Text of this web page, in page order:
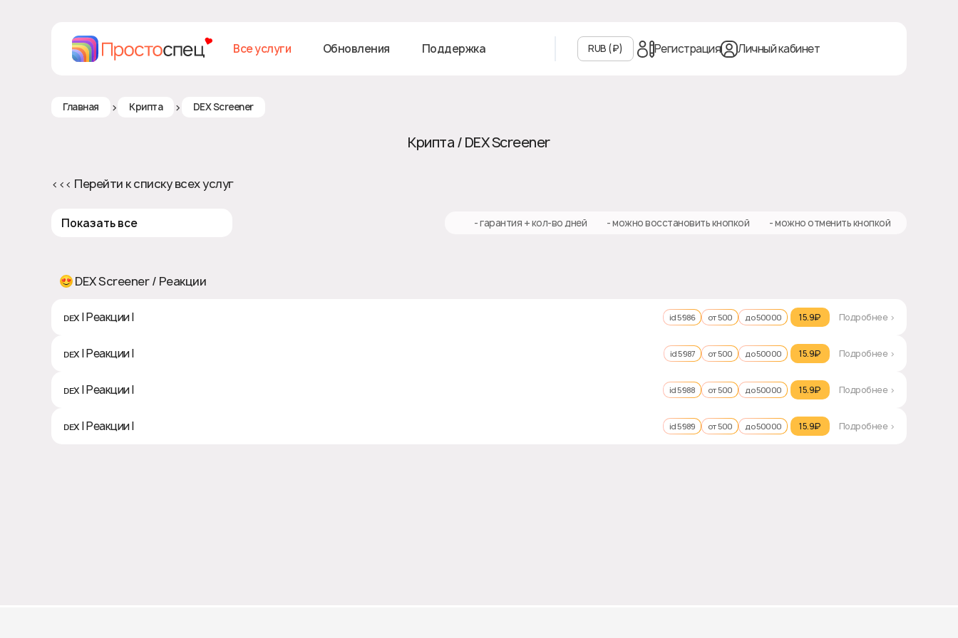
Все услуги Обновления Поддержка RUB (₽‎) Регистрация Личный кабинет
Главная > Крипта > DEX Screener
Крипта / DEX Screener
<<< Перейти к списку всех услуг
Показать все ♻️ - гарантия + кол-во дней ✅ - можно восстановить кнопкой ❎ - можно отменить кнопкой
DEX Screener / Реакции
ᴅᴇx | Реакции | 🚩 id 5986 от 500 до 50000 15.9₽‎ Подробнее >
ᴅᴇx | Реакции | 🔥 id 5987 от 500 до 50000 15.9₽‎ Подробнее >
ᴅᴇx | Реакции | 🚀 id 5988 от 500 до 50000 15.9₽‎ Подробнее >
ᴅᴇx | Реакции | 💩 id 5989 от 500 до 50000 15.9₽‎ Подробнее >